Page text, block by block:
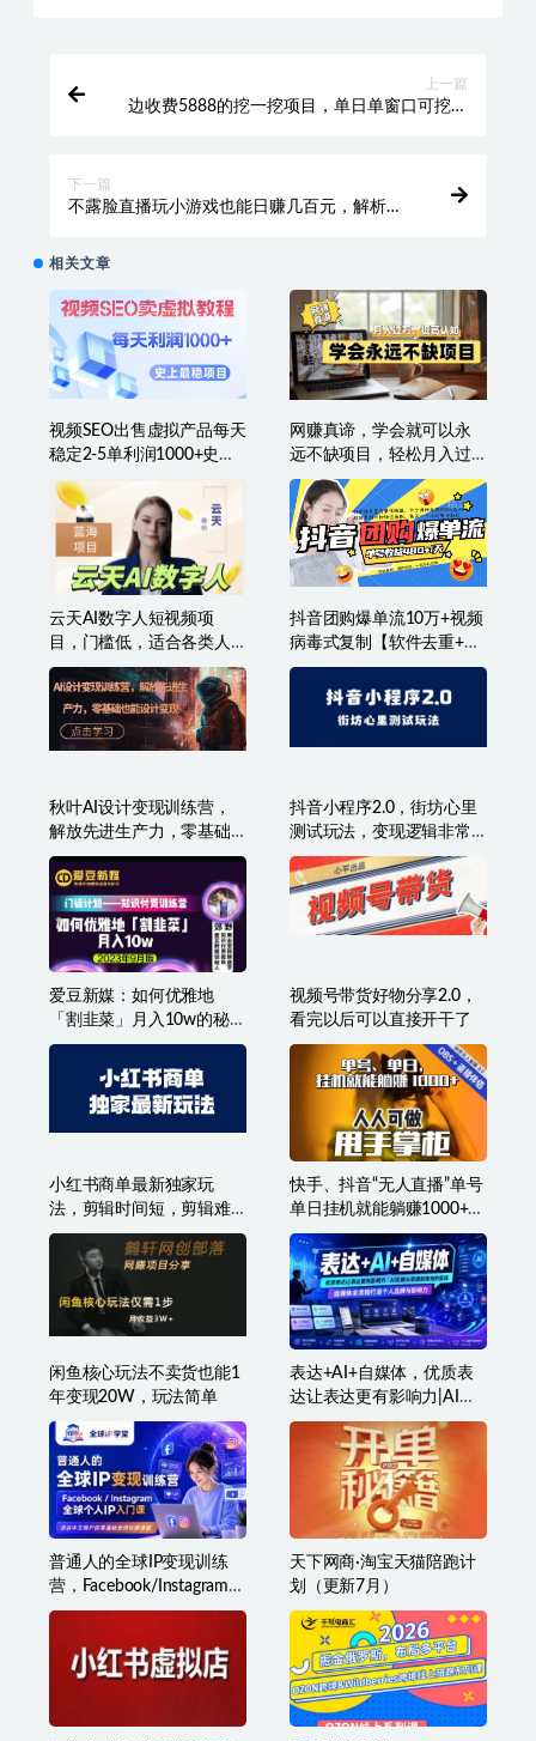
上一篇
边收费5888的挖一挖项目，单日单窗口可挖出
下一篇
不露脸直播玩小游戏也能日赚几百元，解析复
相关文章
视频SEO出售虚拟产品每天
稳定2-5单利润1000+史上
最稳定私域变现项目
网赚真谛，学会就可以永
远不缺项目，轻松月入过
万，提高小白认知！
云天AI数字人短视频项
目，门槛低，适合各类人
群
抖音团购爆单流10万+视频
病毒式复制【软件去重+详
细教程】
秋叶AI设计变现训练营，
解放先进生产力，零基础
也能设计变现
抖音小程序2.0，街坊心里
测试玩法，变现逻辑非常
很简单
爱豆新媒：如何优雅地
「割韭菜」月入10w的秘诀
（2023年9月版）
视频号带货好物分享2.0，
看完以后可以直接开干了
小红书商单最新独家玩
法，剪辑时间短，剪辑难
度低，能批量做号
快手、抖音“无人直播”单号
单日挂机就能躺赚1000+，
这次我就把这当“甩手掌柜”
的秘密教给你，人人可
做！
闲鱼核心玩法不卖货也能1
年变现20W，玩法简单
表达+AI+自媒体，优质表
达让表达更有影响力|AI实
操从思路到落地的实战|自
媒体全流程打造个人品牌
与影响力
普通人的全球IP变现训练
营，Facebook/Instagram全
球个人IP入门课，零基础全
天下网商·淘宝天猫陪跑计
划（更新7月）